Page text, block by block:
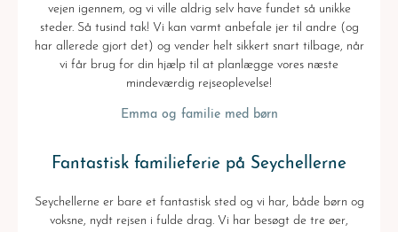
vejen igennem, og vi ville aldrig selv have fundet så unikke
steder. Så tusind tak! Vi kan varmt anbefale jer til andre (og
har allerede gjort det) og vender helt sikkert snart tilbage, når
vi får brug for din hjælp til at planlægge vores næste
mindeværdig rejseoplevelse!
Emma og familie med børn
Fantastisk familieferie på Seychellerne
Seychellerne er bare et fantastisk sted og vi har, både børn og
voksne, nydt rejsen i fulde drag. Vi har besøgt de tre øer,